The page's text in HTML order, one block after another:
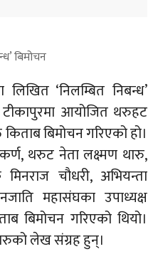
लिखित ‘निलम्बित निबन्ध’
आयोजित थरुहट
किताब बिमोचन गरिएको हो।
थरुट नेता लक्ष्मण थारु,
चौधरी, अभियन्ता
महासंघका उपाध्यक्ष
बिमोचन गरिएको थियो।
लेख संग्रह हुन्।